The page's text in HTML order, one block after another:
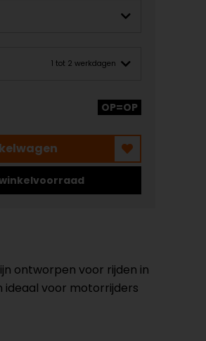
1 tot 2 werkdagen
OP=OP
ontworpen voor rijden in
ideaal voor motorrijders